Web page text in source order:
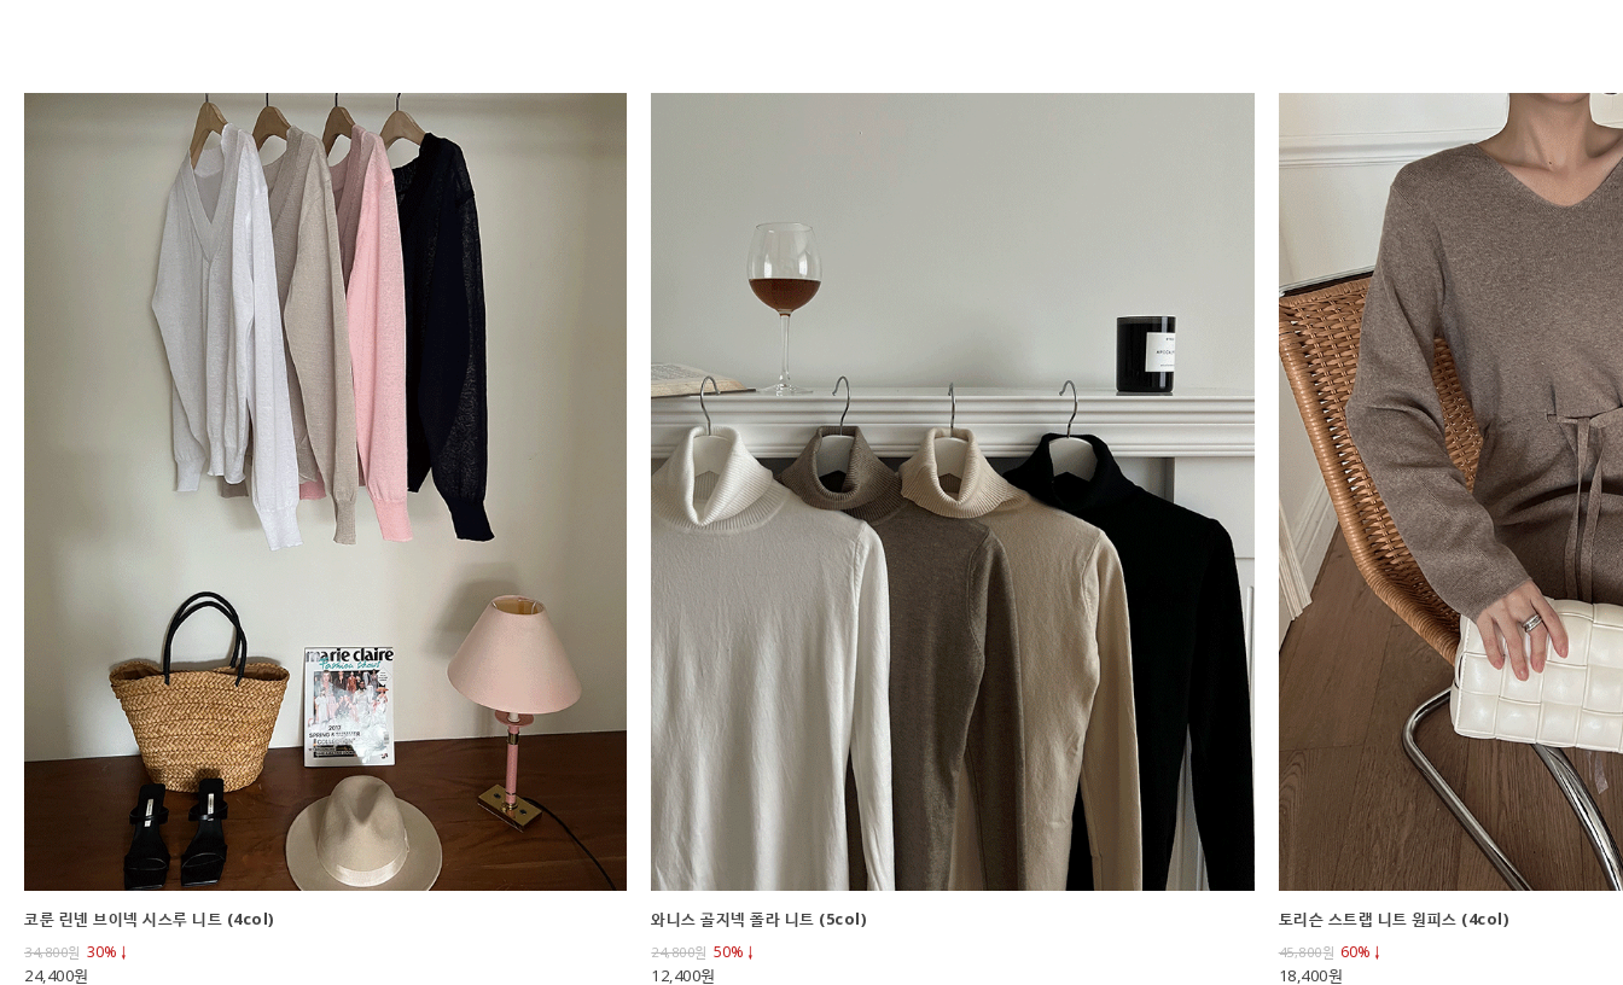
코룬 린넨 브이넥 시스루 니트 (4col)
34,800원 30%↓
24,400원
와니스 골지넥 폴라 니트 (5col)
24,800원 50%↓
12,400원
토리슨 스트랩 니트 원피스 (4col)
45,800원 60%↓
18,400원